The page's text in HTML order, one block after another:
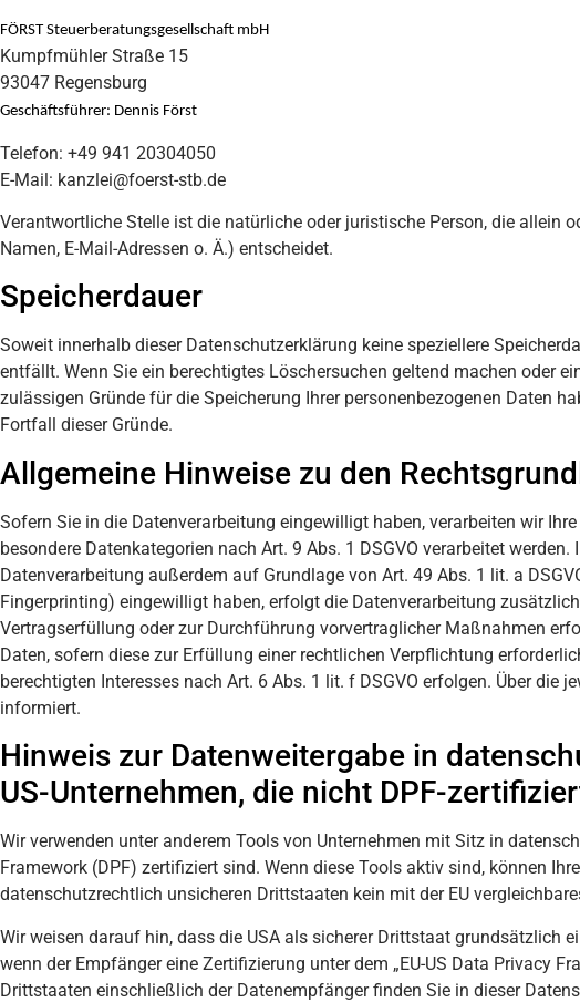
FÖRST Steuerberatungsgesellschaft mbH
Kumpfmühler Straße 15
93047 Regensburg
Geschäftsführer: Dennis Först
Telefon: +49 941 20304050
E-Mail: kanzlei@foerst-stb.de
Verantwortliche Stelle ist die natürliche oder juristische Person, die allein
Namen, E-Mail-Adressen o. Ä.) entscheidet.
Speicherdauer
Soweit innerhalb dieser Datenschutzerklärung keine speziellere
entfällt. Wenn Sie ein berechtigtes Löschersuchen geltend machen oder
zulässigen Gründe für die Speicherung Ihrer personenbezogenen Daten
Fortfall dieser Gründe.
Allgemeine Hinweise zu den
Sofern Sie in die Datenverarbeitung eingewilligt haben, verarbeiten wir
besondere Datenkategorien nach Art. 9 Abs. 1 DSGVO verarbeitet
Datenverarbeitung außerdem auf Grundlage von Art. 49 Abs. 1 lit. a
Fingerprinting) eingewilligt haben, erfolgt die Datenverarbeitung
Vertragserfüllung oder zur Durchführung vorvertraglicher Maßnahmen
Daten, sofern diese zur Erfüllung einer rechtlichen Verpflichtung
berechtigten Interesses nach Art. 6 Abs. 1 lit. f DSGVO erfolgen. Über
informiert.
Hinweis zur Datenweitergabe in
US-Unternehmen, die nicht DPF-
Wir verwenden unter anderem Tools von Unternehmen mit Sitz in
Framework (DPF) zertifiziert sind. Wenn diese Tools aktiv sind, können
datenschutzrechtlich unsicheren Drittstaaten kein mit der EU
Wir weisen darauf hin, dass die USA als sicherer Drittstaat grundsätzlich
wenn der Empfänger eine Zertifizierung unter dem „EU-US Data Privacy
Drittstaaten einschließlich der Datenempfänger finden Sie in dieser